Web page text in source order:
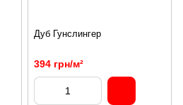
Дуб Гунслингер
394 грн/м²